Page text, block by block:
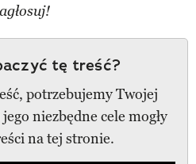
tę treść?
potrzebujemy Twojej
niezbędne cele mogły
na tej stronie.